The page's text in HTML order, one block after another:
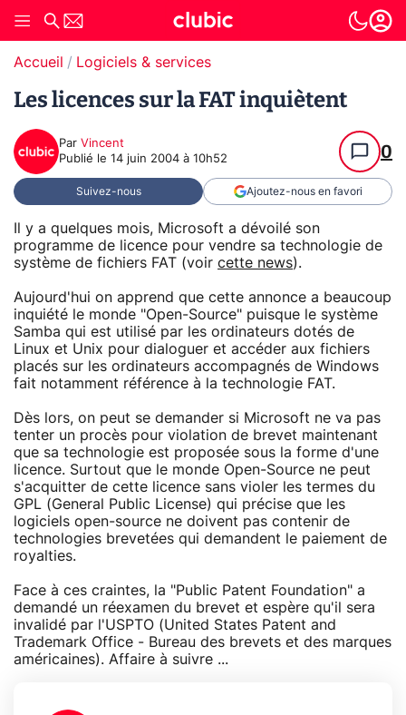
Accueil Logiciels & services
Les licences sur la FAT inquiètent
Par Vincent
Publié le 14 juin 2004 à 10h52 0
Suivez-nous Ajoutez-nous en favori
Il y a quelques mois, Microsoft a dévoilé son
programme de licence pour vendre sa technologie de
système de fichiers FAT (voir cette news).
Aujourd'hui on apprend que cette annonce a beaucoup
inquiété le monde "Open-Source" puisque le système
Samba qui est utilisé par les ordinateurs dotés de
Linux et Unix pour dialoguer et accéder aux fichiers
placés sur les ordinateurs accompagnés de Windows
fait notamment référence à la technologie FAT.
Dès lors, on peut se demander si Microsoft ne va pas
tenter un procès pour violation de brevet maintenant
que sa technologie est proposée sous la forme d'une
licence. Surtout que le monde Open-Source ne peut
s'acquitter de cette licence sans violer les termes du
GPL (General Public License) qui précise que les
logiciels open-source ne doivent pas contenir de
technologies brevetées qui demandent le paiement de
royalties.
Face à ces craintes, la "Public Patent Foundation" a
demandé un réexamen du brevet et espère qu'il sera
invalidé par l'USPTO (United States Patent and
Trademark Office - Bureau des brevets et des marques
américaines). Affaire à suivre ...